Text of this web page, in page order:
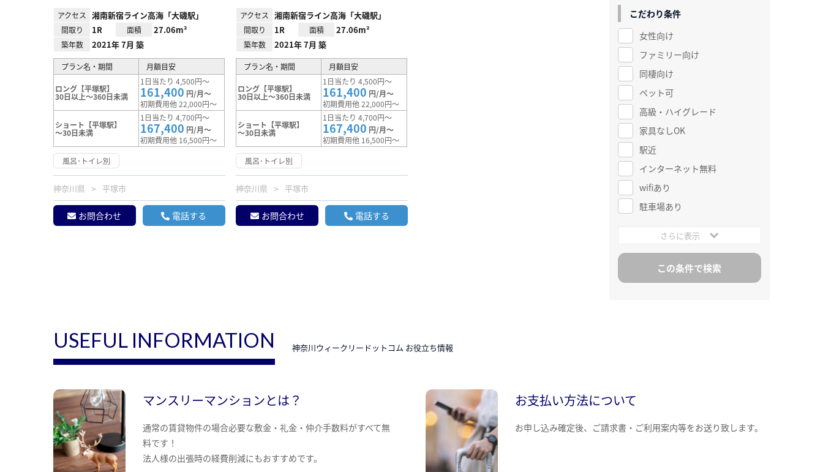
アクセス 湘南新宿ライン高海「大磯駅」
間取り 1R 面積 27.06m²
築年数 2021年 7月 築
プラン名・期間 月額目安
ロング【平塚駅】
30日以上～360日未満
1日当たり 4,500円～
161,400 円/月～
初期費用他 22,000円～
ショート【平塚駅】
～30日未満
1日当たり 4,700円～
167,400 円/月～
初期費用他 16,500円～
風呂･トイレ別
神奈川県 平塚市
お問合わせ 電話する
アクセス 湘南新宿ライン高海「大磯駅」
間取り 1R 面積 27.06m²
築年数 2021年 7月 築
プラン名・期間 月額目安
ロング【平塚駅】
30日以上～360日未満
1日当たり 4,500円～
161,400 円/月～
初期費用他 22,000円～
ショート【平塚駅】
～30日未満
1日当たり 4,700円～
167,400 円/月～
初期費用他 16,500円～
風呂･トイレ別
神奈川県 平塚市
お問合わせ 電話する
こだわり条件
女性向け
ファミリー向け
同棲向け
ペット可
高級・ハイグレード
家具なしOK
駅近
インターネット無料
wifiあり
駐車場あり
さらに表示
USEFUL INFORMATION 神奈川ウィークリードットコム お役立ち情報
マンスリーマンションとは？
通常の賃貸物件の場合必要な敷金・礼金・仲介手数料がすべて無
料です！
法人様の出張時の経費削減にもおすすめです。
お支払い方法について
お申し込み確定後、ご請求書・ご利用案内等をお送り致します。